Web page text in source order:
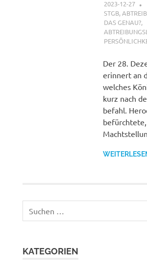
2023-12-27
STGB,
DAS GENAU?,
Der 28.
erinnert an
welches
kurz nach
befahl.
nach:
KATEGORIEN